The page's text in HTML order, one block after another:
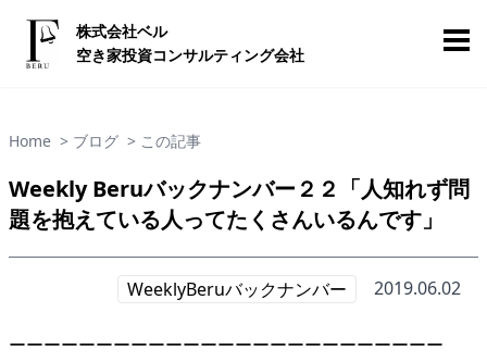
株式会社ベル
空き家投資コンサルティング会社
Home > ブログ > この記事
Weekly Beruバックナンバー２２「人知れず問
題を抱えている人ってたくさんいるんです」
WeeklyBeruバックナンバー 2019.06.02
ーーーーーーーーーーーーーーーーーーーーーーーーー